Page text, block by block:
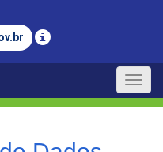
Legislação
Toggle